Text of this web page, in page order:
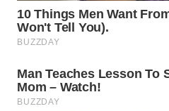
WAHANA
KONSUMEN
WAHANA
LISTRIK